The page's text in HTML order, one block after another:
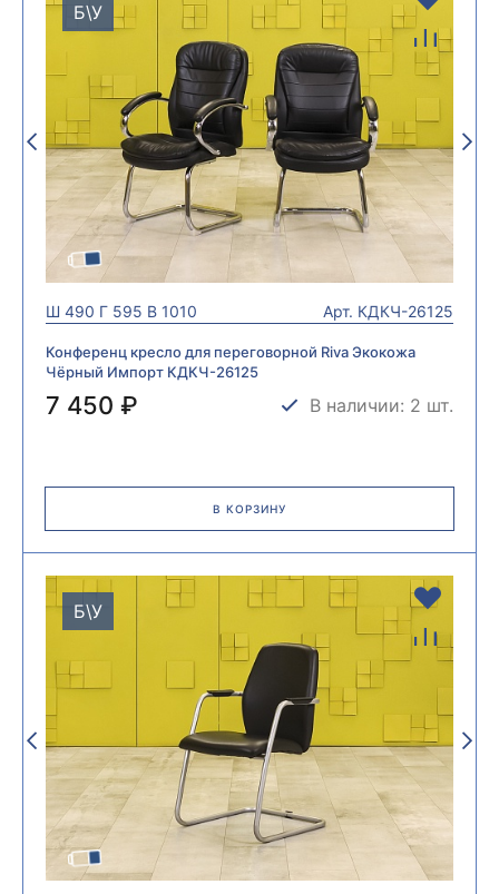
Б\У
Ш 490 Г 595 В 1010 Арт. КДКЧ-26125
Конференц кресло для переговорной Riva Экокожа
Чёрный Импорт КДКЧ-26125
7 450 ₽ В наличии: 2 шт.
В КОРЗИНУ
Б\У